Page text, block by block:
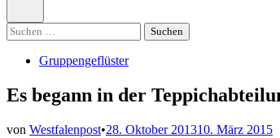
Suchen
nach:
Veröffentlicht
Gruppengeflüster
Es begann in der
von Westfalenpost•28. Oktober 201310. März 2015